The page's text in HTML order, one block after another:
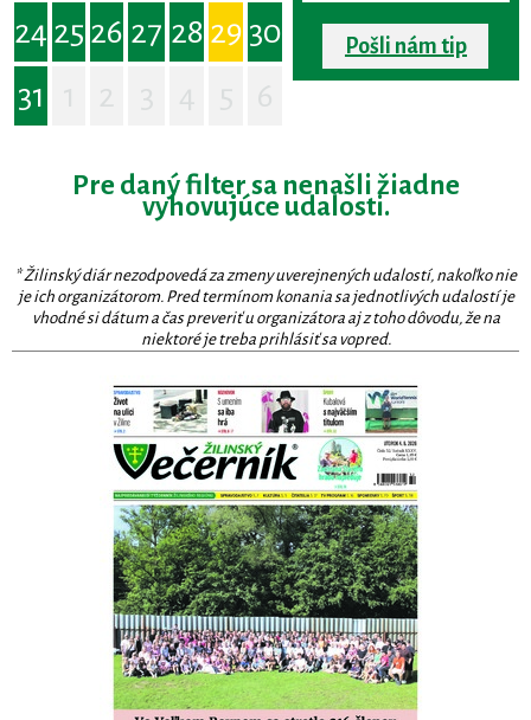
24 25 26 27 28 29 30
31
Pošli nám tip
Pre daný filter sa nenašli žiadne
vyhovujúce udalosti.
* Žilinský diár nezodpovedá za zmeny uverejnených udalostí, nakoľko nie
je ich organizátorom. Pred termínom konania sa jednotlivých udalostí je
vhodné si dátum a čas preveriť u organizátora aj z toho dôvodu, že na
niektoré je treba prihlásiť sa vopred.